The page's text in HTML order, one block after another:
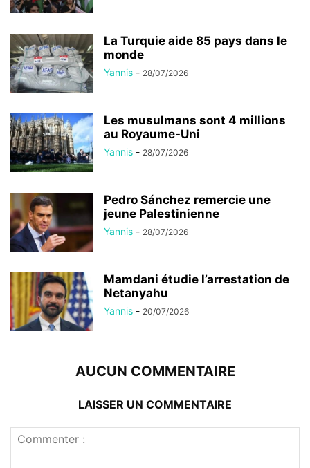
La Turquie aide 85 pays dans le
monde
Yannis - 28/07/2026
Les musulmans sont 4 millions
au Royaume-Uni
Yannis - 28/07/2026
Pedro Sánchez remercie une
jeune Palestinienne
Yannis - 28/07/2026
Mamdani étudie l’arrestation de
Netanyahu
Yannis - 20/07/2026
AUCUN COMMENTAIRE
LAISSER UN COMMENTAIRE